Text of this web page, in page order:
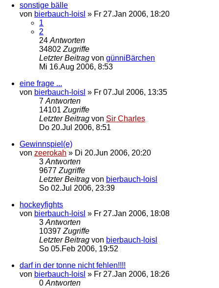
sonstige bälle
von bierbauch-loisl » Fr 27.Jan 2006, 18:20
1
2
24 Antworten
34802 Zugriffe
Letzter Beitrag von günniBärchen
Mi 16.Aug 2006, 8:53
eine frage ...
von bierbauch-loisl » Fr 07.Jul 2006, 13:35
7 Antworten
14101 Zugriffe
Letzter Beitrag von Sir Charles
Do 20.Jul 2006, 8:51
Gewinnspiel(e)
von zeerokah » Di 20.Jun 2006, 20:20
3 Antworten
9677 Zugriffe
Letzter Beitrag von bierbauch-loisl
So 02.Jul 2006, 23:39
hockeyfights
von bierbauch-loisl » Fr 27.Jan 2006, 18:08
3 Antworten
10397 Zugriffe
Letzter Beitrag von bierbauch-loisl
So 05.Feb 2006, 19:52
darf in der tonne nicht fehlen!!!!
von bierbauch-loisl » Fr 27.Jan 2006, 18:26
0 Antworten